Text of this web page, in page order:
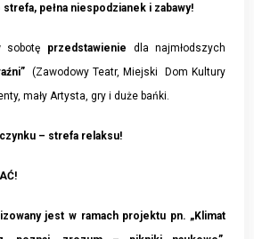
pełna niespodzianek i zabawy!
sobotę przedstawienie dla najmłodszych
(Zawodowy Teatr, Miejski Dom Kultury
mały Artysta, gry i duże bańki.
– strefa relaksu!
jest w ramach projektu pn. „Klimat